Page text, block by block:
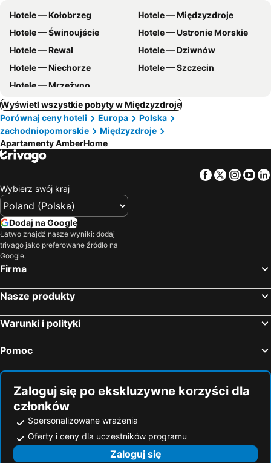
Hotele — Kołobrzeg
Hotele — Międzyzdroje
Hotele — Świnoujście
Hotele — Ustronie Morskie
Hotele — Rewal
Hotele — Dziwnów
Hotele — Niechorze
Hotele — Szczecin
Hotele — Mrzeżyno
Wyświetl wszystkie pobyty w Międzyzdroje
Porównaj ceny hoteli
Europa
Polska
zachodniopomorskie
Międzyzdroje
Apartamenty AmberHome
Facebook
Twitter
Wybierz swój kraj
Dodaj na Google
Łatwo znajdź nasze wyniki: dodaj
trivago jako preferowane źródło na
Google.
Firma
Nasze produkty
Warunki i polityki
Pomoc
Zaloguj się po ekskluzywne korzyści dla
członków
Spersonalizowane wrażenia
Oferty i ceny dla uczestników programu
Zaloguj się